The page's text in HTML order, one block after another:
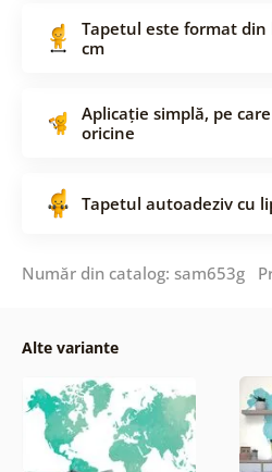
Tapetul este format din
cm
Aplicație simplă, pe
oricine
Tapetul autoadeziv cu
Număr din catalog: sam653g
Alte variante